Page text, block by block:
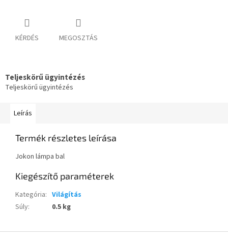
KÉRDÉS MEGOSZTÁS
Teljeskörű ügyintézés
Teljeskörű ügyintézés
Leírás
Termék részletes leírása
Jokon lámpa bal
Kiegészítő paraméterek
Kategória: Világítás
Súly: 0.5 kg